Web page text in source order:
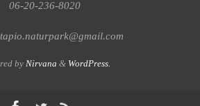
06-20-236-8020
by Nirvana & WordPress.